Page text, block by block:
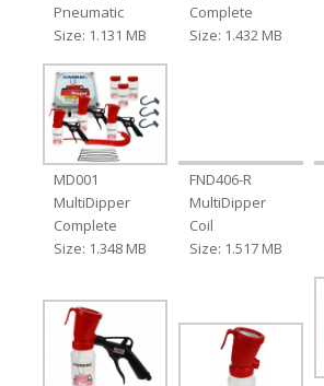
Pneumatic
Size: 1.131 MB
Complete
Size: 1.432 MB
MD001
MultiDipper
Complete
Size: 1.348 MB
FND406-R
MultiDipper
Coil
Size: 1.517 MB